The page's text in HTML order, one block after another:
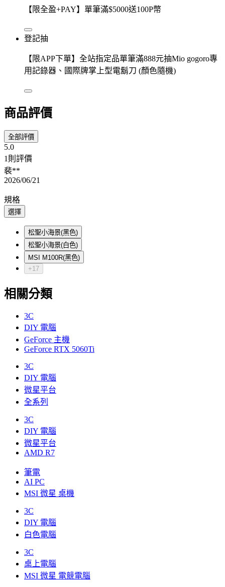
【限全盈+PAY】單筆滿$5000送100P幣
登記抽
【限APP下單】全站指定品單筆滿888元抽Mio gogoro專
用記錄器、國際牌掌上型電鬍刀 (顏色隨機)
商品評價
全部評價
5.0
1則評價
裴**
2026/06/21
規格
選擇
松聖小海景(黑色)
松聖小海景(白色)
MSI M100R(黑色)
+17
相關分類
3C
DIY 電腦
GeForce 主機
GeForce RTX 5060Ti
3C
DIY 電腦
微星平台
全系列
3C
DIY 電腦
微星平台
AMD R7
筆電
AI PC
MSI 微星 桌機
3C
DIY 電腦
白色電腦
3C
桌上電腦
MSI 微星 電競電腦